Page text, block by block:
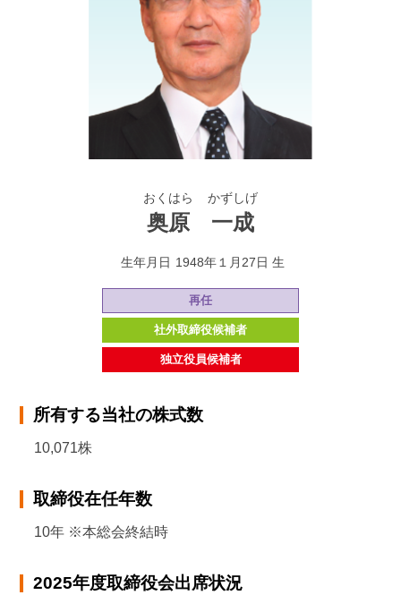
おくはら
奥原
かずしげ
一成
生年月日 1948年１月27日 生
再任
社外取締役候補者
独立役員候補者
所有する当社の株式数
10,071株
取締役在任年数
10年 ※本総会終結時
2025年度取締役会出席状況